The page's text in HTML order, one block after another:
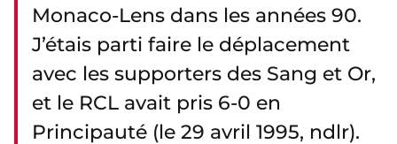
Monaco-Lens dans les années 90.
J’étais parti faire le déplacement
avec les supporters des Sang et Or,
et le RCL avait pris 6-0 en
Principauté (le 29 avril 1995, ndlr).